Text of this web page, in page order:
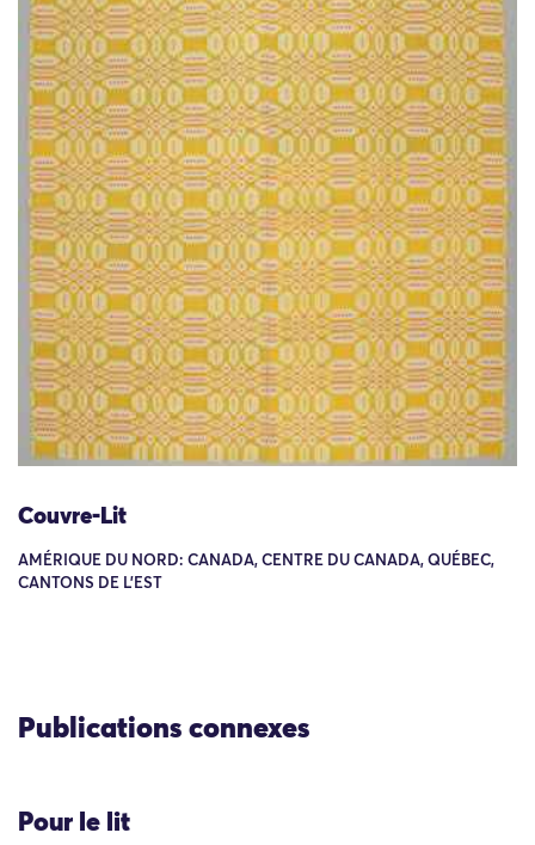
Couvre-Lit
AMÉRIQUE DU NORD: CANADA, CENTRE DU CANADA, QUÉBEC,
CANTONS DE L'EST
Publications connexes
Pour le lit